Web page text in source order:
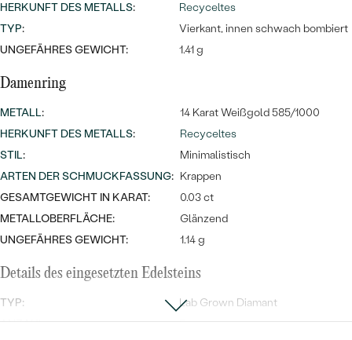
HERKUNFT DES METALLS:
Recyceltes
TYP:
Vierkant, innen schwach bombiert
UNGEFÄHRES GEWICHT:
1.41 g
Damenring
METALL:
14 Karat Weißgold 585/1000
HERKUNFT DES METALLS:
Recyceltes
STIL:
Minimalistisch
ARTEN DER SCHMUCKFASSUNG: Krappen
GESAMTGEWICHT IN KARAT:
0.03 ct
METALLOBERFLÄCHE:
Glänzend
UNGEFÄHRES GEWICHT:
1.14 g
Details des eingesetzten Edelsteins
TYP:
Lab Grown Diamant
ANZAHL:
5